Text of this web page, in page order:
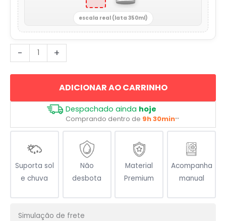
escala real (lata 350ml)
-
Capacete
Exército
Romano
+
ADICIONAR AO CARRINHO
Despachado ainda hoje
Comprando dentro de 9h 30min**
Suporta sol
e chuva
Não
desbota
Material
Premium
Acompanha
manual
Simulação de frete